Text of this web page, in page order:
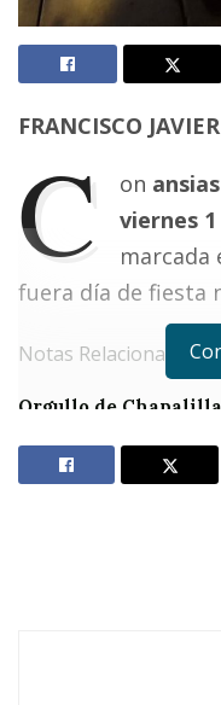
FRANCISCO
C on
viernes
marcada
fuera día de fiesta
Notas Relacionadas
Orgullo de
¡Qué bonito